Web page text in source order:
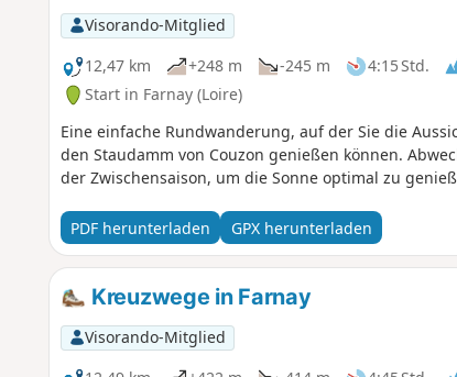
Visorando-Mitglied
12,47 km
+248 m -245 m 4:15 Std.
Start in Farnay (Loire)
Eine einfache Rundwanderung, auf der Sie die
den Staudamm von Couzon genießen können.
der Zwischensaison, um die Sonne optimal zu
PDF herunterladen GPX herunterladen
Kreuzwege in Farnay
Visorando-Mitglied